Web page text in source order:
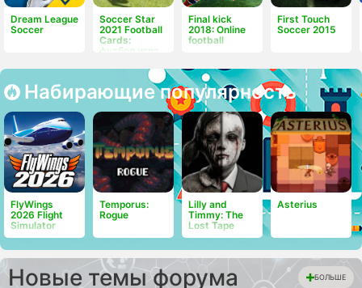
Dream League
Soccer
Soccer Star
2021 Football
Cards:
футбол игра
Final kick
2018: Online
football
First Touch
Soccer 2015
Набирающие популярность
FlyWings
2026 Flight
Simulator
Temporus:
Rogue
Lilly and
Timmy: The
Lost Tape
Asterius
Новые темы форума БОЛЬШЕ